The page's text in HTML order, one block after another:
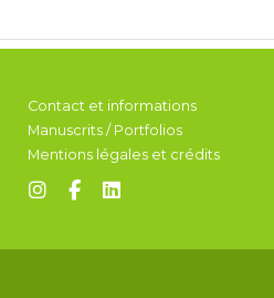
Contact et informations
Manuscrits / Portfolios
Mentions légales et crédits